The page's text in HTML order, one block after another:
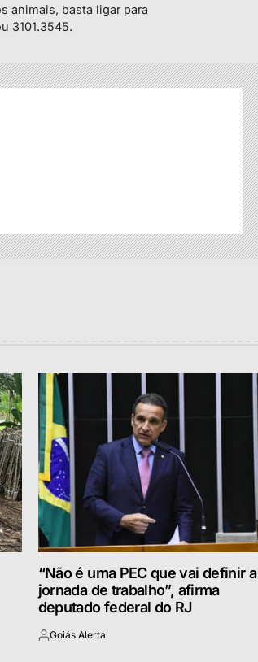
animais, basta ligar para
3101.3545.
“Não é uma PEC que vai definir a
jornada de trabalho”, afirma
deputado federal do RJ
Postado
Goiás Alerta